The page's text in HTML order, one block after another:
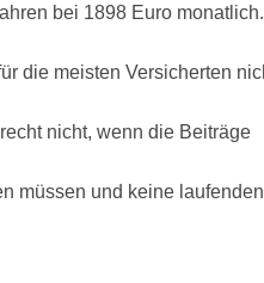
bei 1898 Euro monatlich.
die meisten Versicherten
nicht, wenn die Beiträge
müssen und keine laufenden